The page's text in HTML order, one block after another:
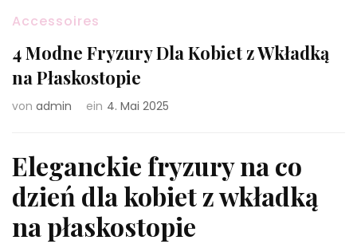
Accessoires
4 Modne Fryzury Dla Kobiet z Wkładką
na Płaskostopie
von admin ein 4. Mai 2025
Eleganckie fryzury na co
dzień dla kobiet z wkładką
na płaskostopie